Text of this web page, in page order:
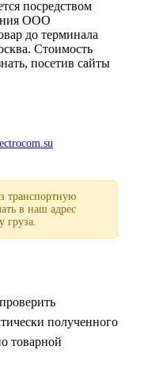
посредством
ООО
до терминала
Стоимость
посетив сайты
транспортную
в наш адрес
груза.
полученного
товарной